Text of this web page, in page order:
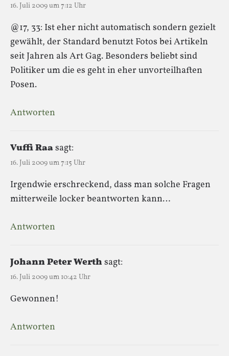
16. Juli 2009 um 7:12 Uhr
@17, 33: Ist eher nicht automatisch sondern gezielt
gewählt, der Standard benutzt Fotos bei Artikeln
seit Jahren als Art Gag. Besonders beliebt sind
Politiker um die es geht in eher unvorteilhaften
Posen.
Antworten
Vuffi Raasagt:
16. Juli 2009 um 7:15 Uhr
Irgendwie erschreckend, dass man solche Fragen
mitterweile locker beantworten kann…
Antworten
Johann Peter Werth sagt:
16. Juli 2009 um 10:42 Uhr
Gewonnen!
Antworten